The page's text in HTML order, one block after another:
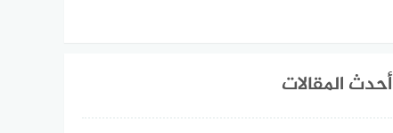
أحدث المقالات